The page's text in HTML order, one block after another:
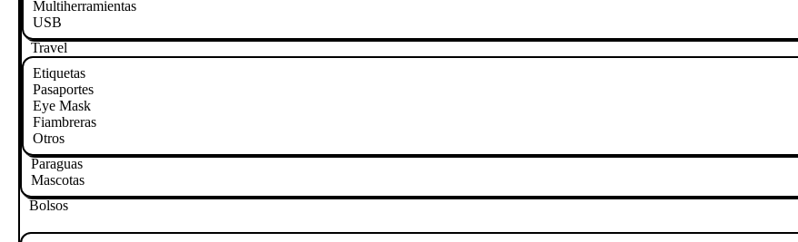
Multiherramientas
USB
Travel
Etiquetas
Pasaportes
Eye Mask
Fiambreras
Otros
Paraguas
Mascotas
Bolsos